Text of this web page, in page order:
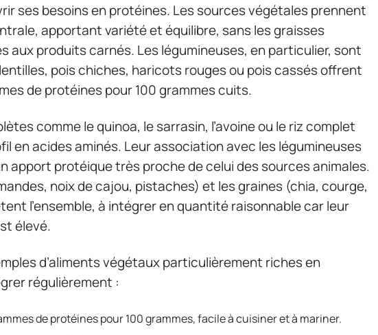
ses besoins en protéines. Les sources végétales prennent
apportant variété et équilibre, sans les graisses
aux produits carnés. Les légumineuses, en particulier, sont
pois chiches, haricots rouges ou pois cassés offrent
de protéines pour 100 grammes cuits.
comme le quinoa, le sarrasin, l’avoine ou le riz complet
en acides aminés. Leur association avec les légumineuses
apport protéique très proche de celui des sources animales.
noix de cajou, pistaches) et les graines (chia, courge,
l’ensemble, à intégrer en quantité raisonnable car leur
élevé.
d’aliments végétaux particulièrement riches en
régulièrement :
de protéines pour 100 grammes, facile à cuisiner et à mariner.